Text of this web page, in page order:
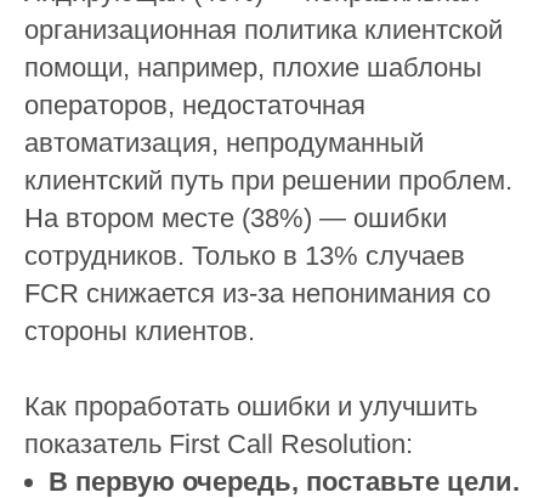
организационная политика клиентской
помощи, например, плохие шаблоны
операторов, недостаточная
автоматизация, непродуманный
клиентский путь при решении проблем.
На втором месте (38%) — ошибки
сотрудников. Только в 13% случаев
FCR снижается из-за непонимания со
стороны клиентов.
Как проработать ошибки и улучшить
показатель First Call Resolution:
В первую очередь, поставьте цели.